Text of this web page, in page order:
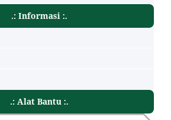
.: Informasi :.
.: Alat Bantu :.